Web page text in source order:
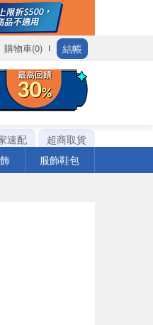
購物車(0) 結帳
速配
超商取貨
服飾鞋包